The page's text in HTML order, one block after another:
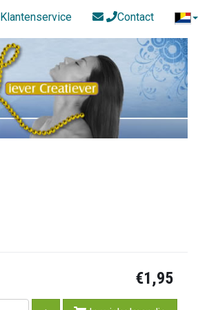
Klantenservice Contact
€1,95